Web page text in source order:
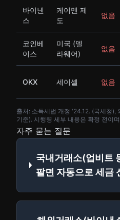
바이낸
스
케이맨 제
도
없음
코인베
이스
미국 (델
라웨어)
없음
OKX 세이셸 없음
출처: 소득세법 개정 '24.12. (국세청),
기준). 시행령 세부 내용은 확정 전이
자주 묻는 질문
국내거래소(업비트
팔면 자동으로 세금